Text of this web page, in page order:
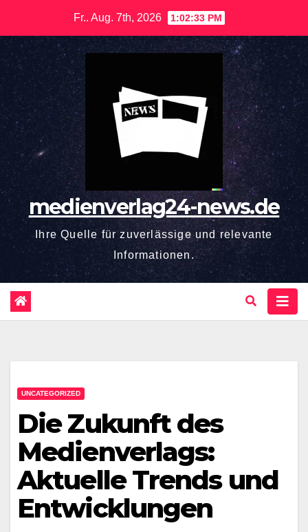
springen
Fr.. Aug. 7th, 2026 1:02:34 PM
medienverlag24-news.de
Ihre Quelle für zuverlässige und relevante
Informationen.
UNCATEGORIZED
Die Zukunft des
Medienverlags:
Aktuelle Trends und
Entwicklungen